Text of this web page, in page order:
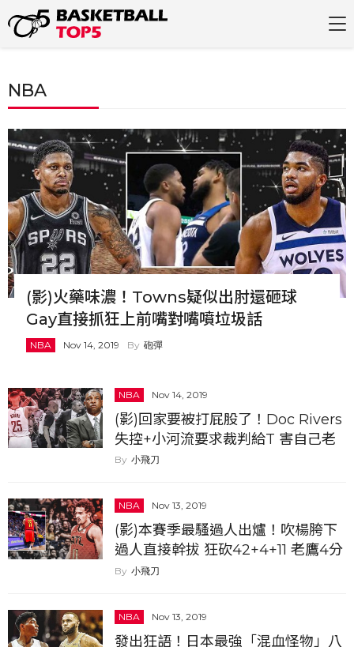
NBA
NBA Nov 14, 2019 砲彈
(影)火藥味濃！Towns疑似出肘還砸球
Gay直接抓狂上前嘴對嘴噴垃圾話
NBA Nov 14, 2019
(影)回家要被打屁股了！Doc Rivers
失控+小河流要求裁判給T 害自己老
爸被驅逐出場...
小飛刀
NBA Nov 13, 2019
(影)本賽季最騷過人出爐！吹楊胯下
過人直接幹拔 狂砍42+4+11 老鷹4分
碎金塊
小飛刀
NBA Nov 13, 2019
發出狂語！日本最強「混血怪物」八